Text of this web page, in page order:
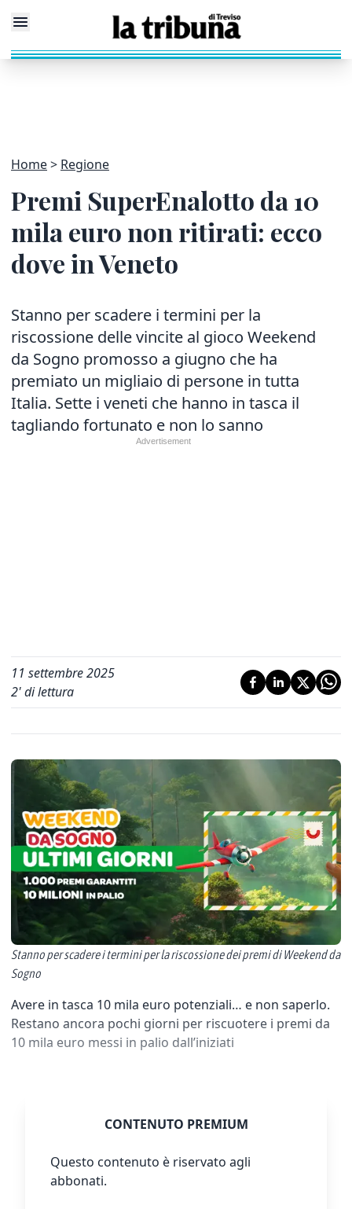
Home Regione
Premi SuperEnalotto da 10
mila euro non ritirati: ecco
dove in Veneto
Stanno per scadere i termini per la
riscossione delle vincite al gioco Weekend
da Sogno promosso a giugno che ha
premiato un migliaio di persone in tutta
Italia. Sette i veneti che hanno in tasca il
tagliando fortunato e non lo sanno
11 settembre 2025
2' di lettura
Stanno per scadere i termini per la riscossione dei premi di Weekend da
Sogno
Avere in tasca 10 mila euro potenziali… e non saperlo.
Restano ancora pochi giorni per riscuotere i premi da
10 mila euro messi in palio dall’iniziati
CONTENUTO PREMIUM
Questo contenuto è riservato agli
abbonati.